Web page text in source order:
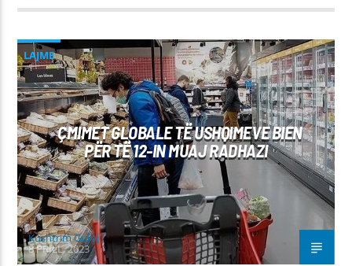
LAJME
ÇMIMET GLOBALE TË USHQIMEVE BIEN
PËR TË 12-IN MUAJ RADHAZI
Kushtrim Guraj
8 PRILL, 2023